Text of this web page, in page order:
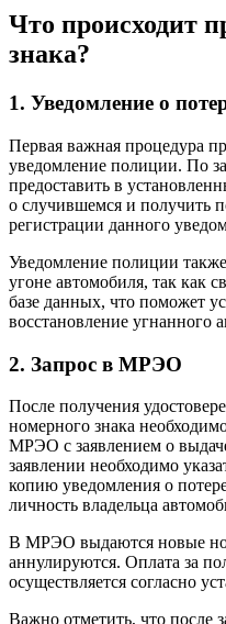
Что происходит
знака?
1. Уведомление о
Первая важная процедура
уведомление полиции. По
предоставить в
о случившемся и получить
регистрации данного
Уведомление полиции
угоне автомобиля, так как
базе данных, что поможет
восстановление угнанного
2. Запрос в МРЭО
После получения
номерного знака
МРЭО с заявлением о
заявлении необходимо
копию уведомления о
личность владельца
В МРЭО выдаются новые
аннулируются. Оплата за
осуществляется согласно
Важно отметить, что после